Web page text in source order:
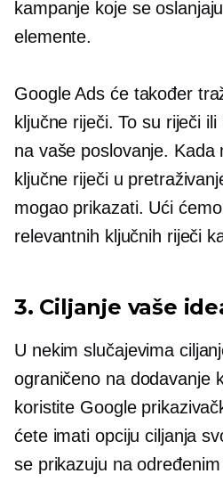
kampanje koje se
elemente.
Google Ads će također
ključne riječi. To su riječi
na vaše poslovanje. Kada
ključne riječi u
mogao prikazati. Ući
relevantnih ključnih riječi
3. Ciljanje vaše
U nekim slučajevima
ograničeno na dodavanje
koristite Google
ćete imati opciju ciljanja
se prikazuju na